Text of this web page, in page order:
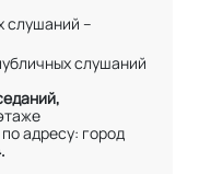
слушаний –
слушаний
адресу: город